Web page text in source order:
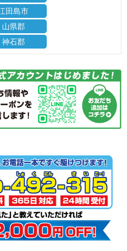
田島市
山県郡
神石郡